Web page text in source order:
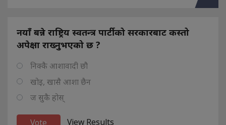
नयाँ बन्ने राष्ट्रिय स्वतन्त्र पार्टीको सरकारबाट कस्तो
अपेक्षा राख्नुभएको छ ?
निक्कै आशावादी छौ
खोइ, खासै आशा छैन
ज सुकै होस्
View Results